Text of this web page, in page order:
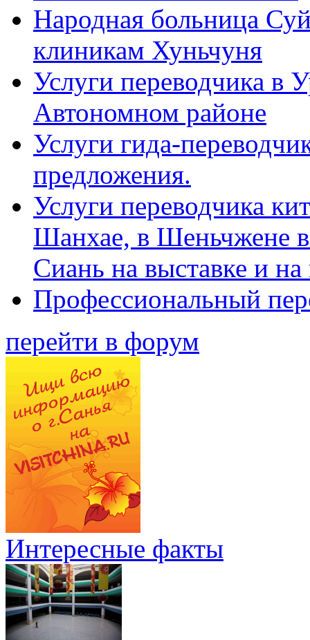
Народная больница
клиникам Хуньчуня
Услуги переводчика в
Автономном районе
Услуги гида-
предложения.
Услуги переводчика
Шанхае, в Шеньчжене
Сиань на выставке и
Профессиональный
перейти в форум
Интересные факты